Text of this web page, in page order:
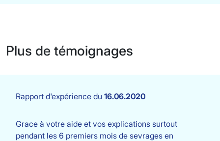
Plus de témoignages
Rapport d'expérience du 16.06.2020
Grace à votre aide et vos explications surtout
pendant les 6 premiers mois de sevrages en